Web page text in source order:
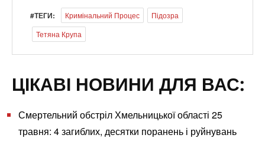
#ТЕГИ: Кримінальний Процес
Підозра
Тетяна Крупа
ЦІКАВІ НОВИНИ ДЛЯ ВАС:
Смертельний обстріл Хмельницької області 25
травня: 4 загиблих, десятки поранень і руйнувань